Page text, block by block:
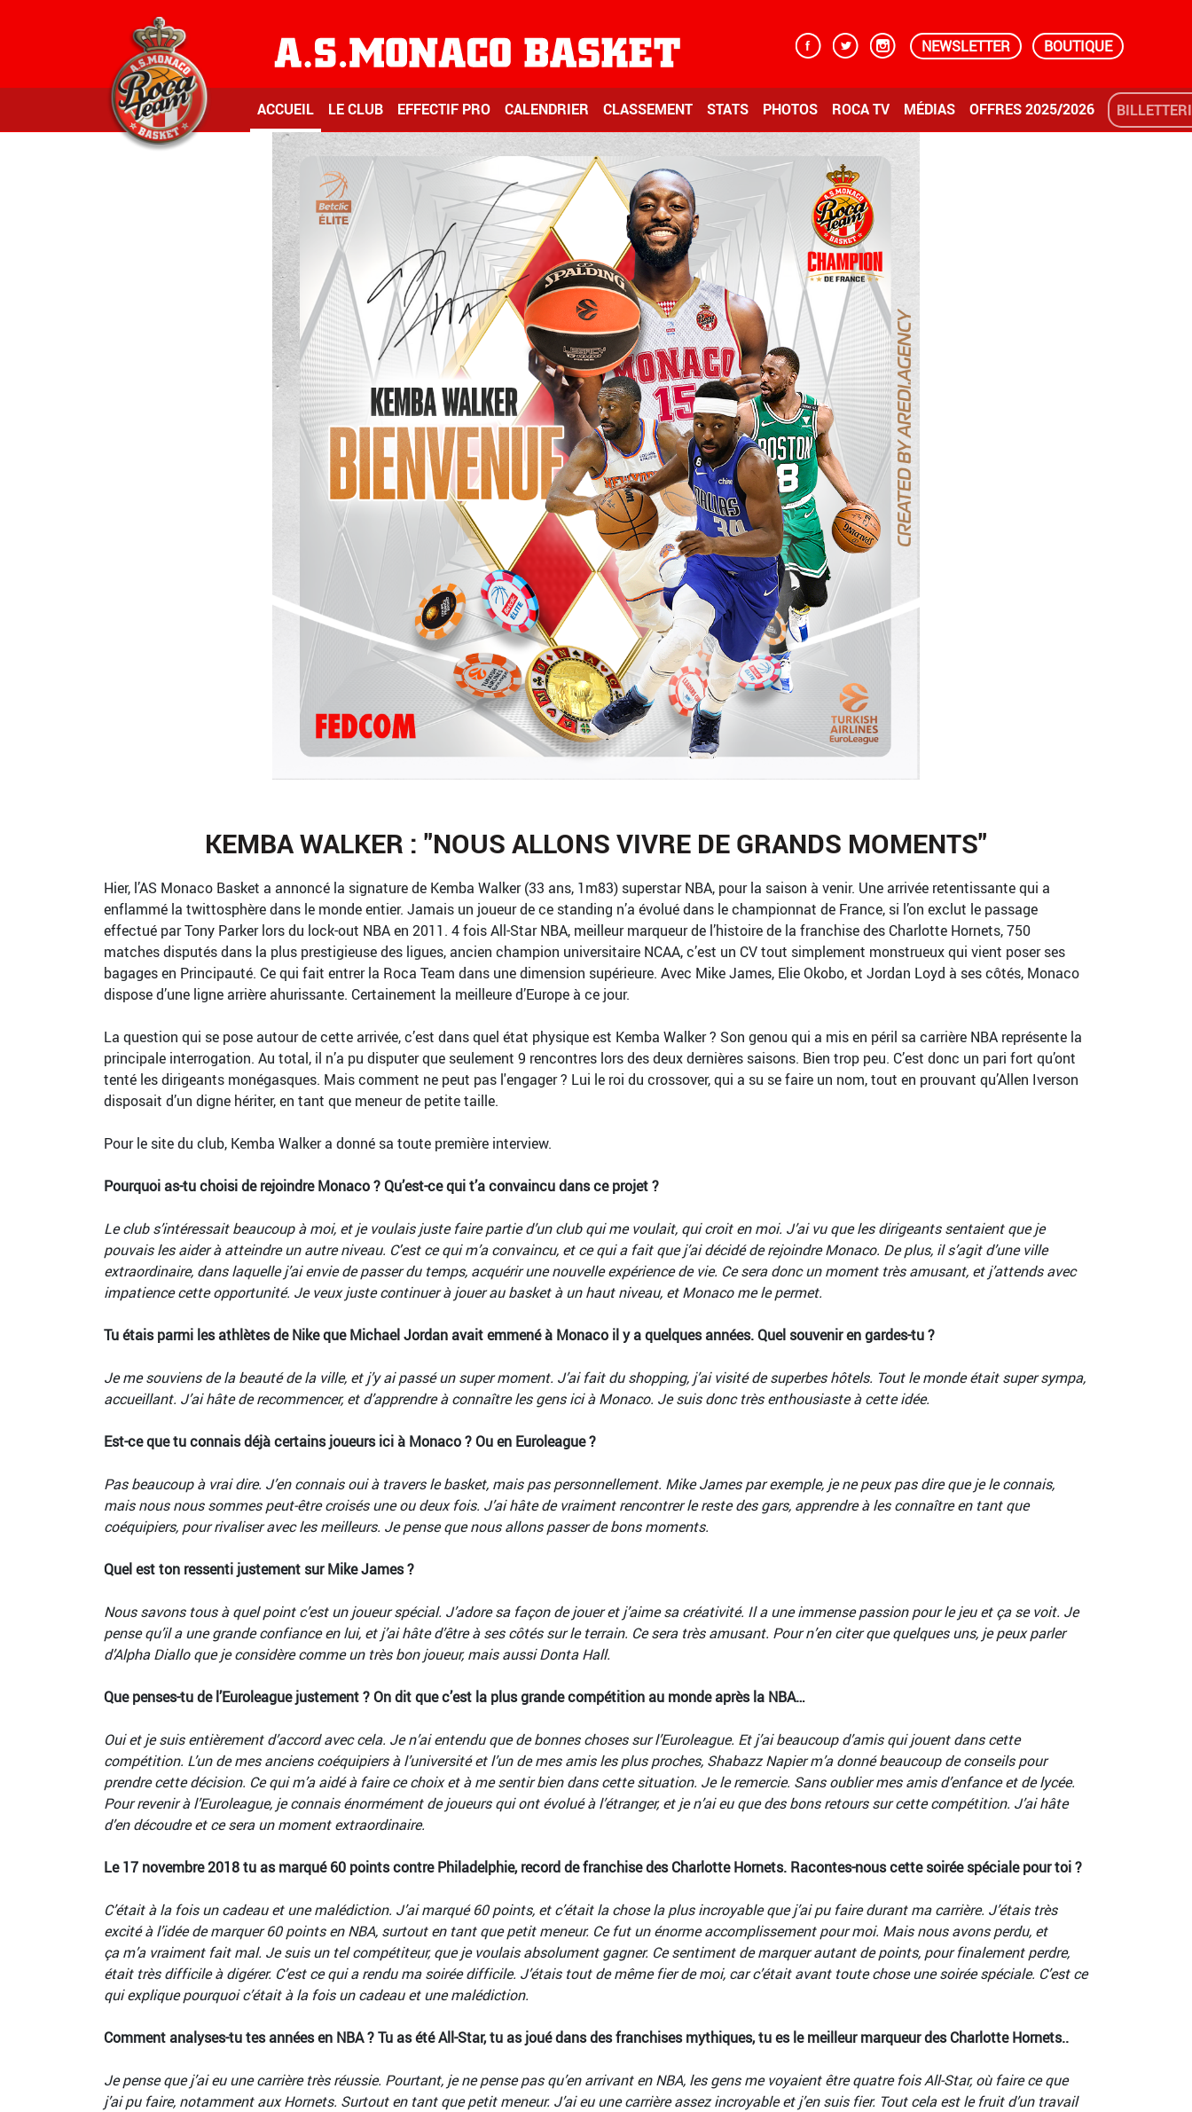
NEWSLETTER BOUTIQUE
ACCUEIL LE CLUB EFFECTIF PRO CALENDRIER CLASSEMENT STATS PHOTOS ROCA TV MÉDIAS OFFRES 2025/2026
KEMBA WALKER : "NOUS ALLONS VIVRE DE GRANDS MOMENTS"
Hier, l’AS Monaco Basket a annoncé la signature de Kemba Walker (33 ans, 1m83) superstar NBA, pour la saison à venir. Une arrivée retentissante qui a
enflammé la twittosphère dans le monde entier. Jamais un joueur de ce standing n’a évolué dans le championnat de France, si l’on exclut le passage
effectué par Tony Parker lors du lock-out NBA en 2011. 4 fois All-Star NBA, meilleur marqueur de l’histoire de la franchise des Charlotte Hornets, 750
matches disputés dans la plus prestigieuse des ligues, ancien champion universitaire NCAA, c’est un CV tout simplement monstrueux qui vient poser ses
bagages en Principauté. Ce qui fait entrer la Roca Team dans une dimension supérieure. Avec Mike James, Elie Okobo, et Jordan Loyd à ses côtés, Monaco
dispose d’une ligne arrière ahurissante. Certainement la meilleure d’Europe à ce jour.
La question qui se pose autour de cette arrivée, c’est dans quel état physique est Kemba Walker ? Son genou qui a mis en péril sa carrière NBA représente la
principale interrogation. Au total, il n’a pu disputer que seulement 9 rencontres lors des deux dernières saisons. Bien trop peu. C’est donc un pari fort qu’ont
tenté les dirigeants monégasques. Mais comment ne peut pas l'engager ? Lui le roi du crossover, qui a su se faire un nom, tout en prouvant qu’Allen Iverson
disposait d’un digne hériter, en tant que meneur de petite taille.
Pour le site du club, Kemba Walker a donné sa toute première interview.
Pourquoi as-tu choisi de rejoindre Monaco ? Qu’est-ce qui t’a convaincu dans ce projet ?
Le club s’intéressait beaucoup à moi, et je voulais juste faire partie d’un club qui me voulait, qui croit en moi. J’ai vu que les dirigeants sentaient que je
pouvais les aider à atteindre un autre niveau. C'est ce qui m’a convaincu, et ce qui a fait que j’ai décidé de rejoindre Monaco. De plus, il s’agit d’une ville
extraordinaire, dans laquelle j’ai envie de passer du temps, acquérir une nouvelle expérience de vie. Ce sera donc un moment très amusant, et j’attends avec
impatience cette opportunité. Je veux juste continuer à jouer au basket à un haut niveau, et Monaco me le permet.
Tu étais parmi les athlètes de Nike que Michael Jordan avait emmené à Monaco il y a quelques années. Quel souvenir en gardes-tu ?
Je me souviens de la beauté de la ville, et j’y ai passé un super moment. J’ai fait du shopping, j’ai visité de superbes hôtels. Tout le monde était super sympa,
accueillant. J’ai hâte de recommencer, et d’apprendre à connaître les gens ici à Monaco. Je suis donc très enthousiaste à cette idée.
Est-ce que tu connais déjà certains joueurs ici à Monaco ? Ou en Euroleague ?
Pas beaucoup à vrai dire. J’en connais oui à travers le basket, mais pas personnellement. Mike James par exemple, je ne peux pas dire que je le connais,
mais nous nous sommes peut-être croisés une ou deux fois. J’ai hâte de vraiment rencontrer le reste des gars, apprendre à les connaître en tant que
coéquipiers, pour rivaliser avec les meilleurs. Je pense que nous allons passer de bons moments.
Quel est ton ressenti justement sur Mike James ?
Nous savons tous à quel point c’est un joueur spécial. J’adore sa façon de jouer et j’aime sa créativité. Il a une immense passion pour le jeu et ça se voit. Je
pense qu’il a une grande confiance en lui, et j’ai hâte d’être à ses côtés sur le terrain. Ce sera très amusant. Pour n’en citer que quelques uns, je peux parler
d’Alpha Diallo que je considère comme un très bon joueur, mais aussi Donta Hall.
Que penses-tu de l’Euroleague justement ? On dit que c’est la plus grande compétition au monde après la NBA…
Oui et je suis entièrement d’accord avec cela. Je n’ai entendu que de bonnes choses sur l’Euroleague. Et j’ai beaucoup d’amis qui jouent dans cette
compétition. L’un de mes anciens coéquipiers à l’université et l’un de mes amis les plus proches, Shabazz Napier m’a donné beaucoup de conseils pour
prendre cette décision. Ce qui m’a aidé à faire ce choix et à me sentir bien dans cette situation. Je le remercie. Sans oublier mes amis d’enfance et de lycée.
Pour revenir à l’Euroleague, je connais énormément de joueurs qui ont évolué à l’étranger, et je n’ai eu que des bons retours sur cette compétition. J’ai hâte
d’en découdre et ce sera un moment extraordinaire.
Le 17 novembre 2018 tu as marqué 60 points contre Philadelphie, record de franchise des Charlotte Hornets. Racontes-nous cette soirée spéciale pour toi ?
C’était à la fois un cadeau et une malédiction. J’ai marqué 60 points, et c’était la chose la plus incroyable que j’ai pu faire durant ma carrière. J’étais très
excité à l’idée de marquer 60 points en NBA, surtout en tant que petit meneur. Ce fut un énorme accomplissement pour moi. Mais nous avons perdu, et
ça m’a vraiment fait mal. Je suis un tel compétiteur, que je voulais absolument gagner. Ce sentiment de marquer autant de points, pour finalement perdre,
était très difficile à digérer. C’est ce qui a rendu ma soirée difficile. J’étais tout de même fier de moi, car c’était avant toute chose une soirée spéciale. C’est ce
qui explique pourquoi c’était à la fois un cadeau et une malédiction.
Comment analyses-tu tes années en NBA ? Tu as été All-Star, tu as joué dans des franchises mythiques, tu es le meilleur marqueur des Charlotte Hornets..
Je pense que j’ai eu une carrière très réussie. Pourtant, je ne pense pas qu’en arrivant en NBA, les gens me voyaient être quatre fois All-Star, où faire ce que
j’ai pu faire, notamment aux Hornets. Surtout en tant que petit meneur. J’ai eu une carrière assez incroyable et j’en suis fier. Tout cela est le fruit d’un travail